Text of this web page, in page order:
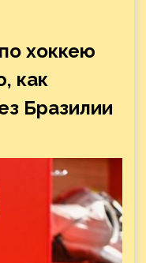
хоккею
как
Бразилии